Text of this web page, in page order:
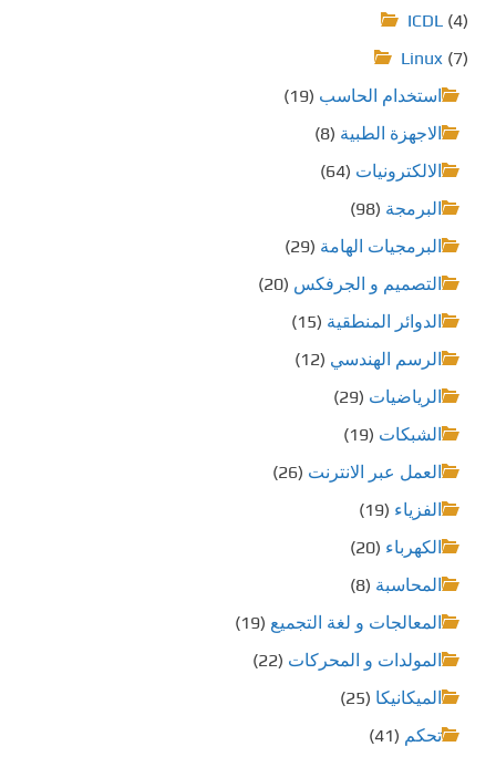
ICDL (4)
Linux (7)
استخدام الحاسب (19)
الاجهزة الطبية (8)
الالكترونيات (64)
البرمجة (98)
البرمجيات الهامة (29)
التصميم و الجرفكس (20)
الدوائر المنطقية (15)
الرسم الهندسي (12)
الرياضيات (29)
الشبكات (19)
العمل عبر الانترنت (26)
الفزياء (19)
الكهرباء (20)
المحاسبة (8)
المعالجات و لغة التجميع (19)
المولدات و المحركات (22)
الميكانيكا (25)
تحكم (41)